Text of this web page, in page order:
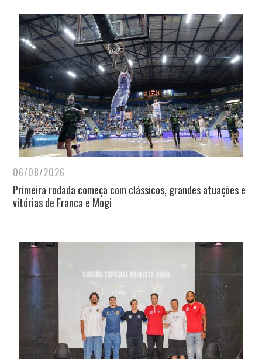
06/08/2026
Primeira rodada começa com clássicos, grandes atuações e
vitórias de Franca e Mogi